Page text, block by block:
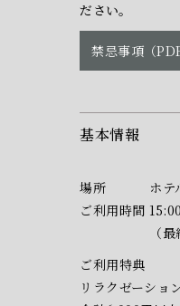
ださい。
禁忌事項（
基本情報
場所
ホテ
ご利用時間
（
ご利用特典
リラクゼーショ